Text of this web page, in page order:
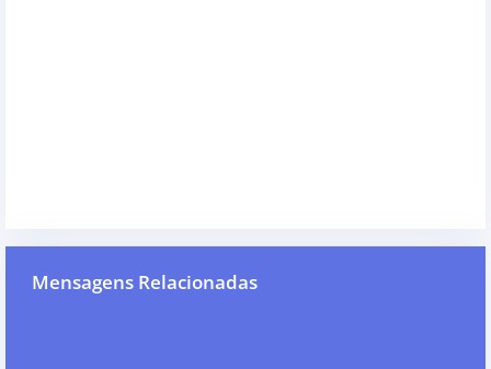
Mensagens Relacionadas